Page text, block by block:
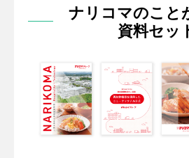
ナリコマのこと
資料セッ